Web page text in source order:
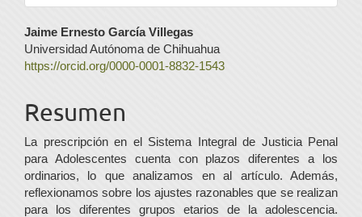
Contenido
principal
artículo
Jaime Ernesto García Villegas
Universidad Autónoma de Chihuahua
https://orcid.org/0000-0001-8832-1543
Resumen
La prescripción en el Sistema Integral de Justicia Penal
para Adolescentes cuenta con plazos diferentes a los
ordinarios, lo que analizamos en al artículo. Además,
reflexionamos sobre los ajustes razonables que se realizan
para los diferentes grupos etarios de la adolescencia.